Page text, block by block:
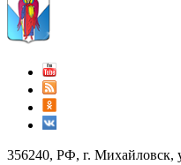
356240, РФ, г. Михайловск,